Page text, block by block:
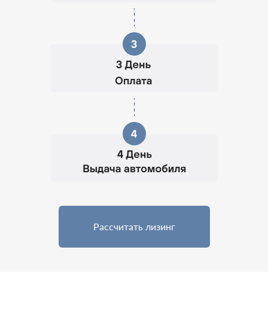
Рассчитать лизинг